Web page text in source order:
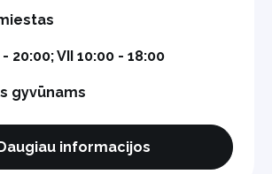
- 20:00; VII 10:00 - 18:00
gyvūnams
Daugiau informacijos